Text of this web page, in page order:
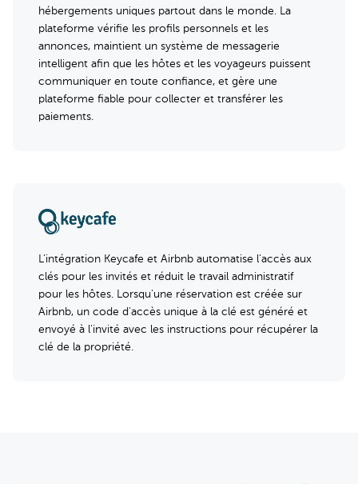
hébergements uniques partout dans le monde. La
plateforme vérifie les profils personnels et les
annonces, maintient un système de messagerie
intelligent afin que les hôtes et les voyageurs puissent
communiquer en toute confiance, et gère une
plateforme fiable pour collecter et transférer les
paiements.
L'intégration Keycafe et Airbnb automatise l'accès aux
clés pour les invités et réduit le travail administratif
pour les hôtes. Lorsqu'une réservation est créée sur
Airbnb, un code d'accès unique à la clé est généré et
envoyé à l'invité avec les instructions pour récupérer la
clé de la propriété.